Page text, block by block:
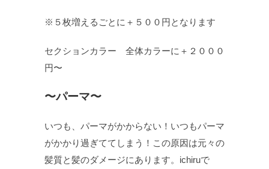
※５枚増えるごとに＋５００円となります
セクションカラー 全体カラーに＋２０００
円〜
〜パーマ〜
いつも、パーマがかからない！いつもパーマ
がかかり過ぎててしまう！この原因は元々の
髪質と髪のダメージにあります。ichiruで